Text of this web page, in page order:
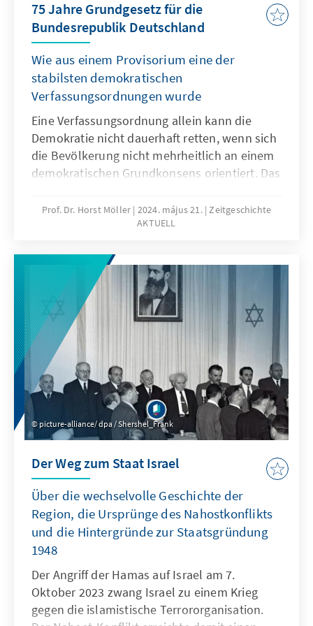
Repräsentationsideen verändert, erläutert
Heinrich Oberreuter.
75 Jahre Grundgesetz für die
Bundesrepublik Deutschland
Wie aus einem Provisorium eine der
stabilsten demokratischen
Verfassungsordnungen wurde
Eine Verfassungsordnung allein kann die
Demokratie nicht dauerhaft retten, wenn sich
die Bevölkerung nicht mehrheitlich an einem
demokratischen Grundkonsens orientiert. Das
Welche Lehren die Väter und Mütter des
Grundgesetzes aus dieser Erfahrung zogen,
neuesten Ausgabe Zeitgeschichte Aktuell.
Prof. Dr. Horst Möller 2024. május 21. Zeitgeschichte
AKTUELL
picture-alliance/ dpa / Shershel_Frank
Der Weg zum Staat Israel
Über die wechselvolle Geschichte der
Region, die Ursprünge des Nahostkonflikts
und die Hintergründe zur Staatsgründung
1948
Der Angriff der Hamas auf Israel am 7.
Oktober 2023 zwang Israel zu einem Krieg
gegen die islamistische Terrororganisation.